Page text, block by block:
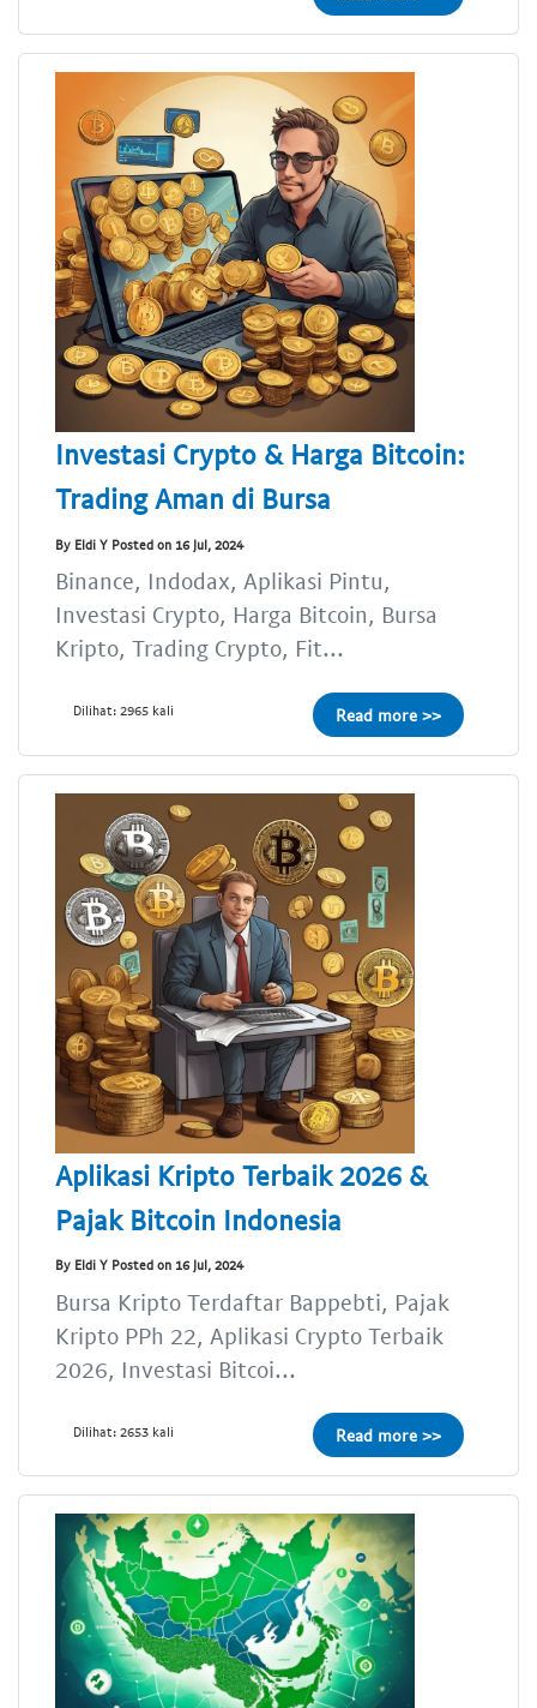
Investasi Crypto & Harga Bitcoin:
Trading Aman di Bursa
By Eldi Y Posted on 16 Jul, 2024
Binance, Indodax, Aplikasi Pintu,
Investasi Crypto, Harga Bitcoin, Bursa
Kripto, Trading Crypto, Fit...
Dilihat: 2965 kali Read more >>
Aplikasi Kripto Terbaik 2026 &
Pajak Bitcoin Indonesia
By Eldi Y Posted on 16 Jul, 2024
Bursa Kripto Terdaftar Bappebti, Pajak
Kripto PPh 22, Aplikasi Crypto Terbaik
2026, Investasi Bitcoi...
Dilihat: 2653 kali Read more >>